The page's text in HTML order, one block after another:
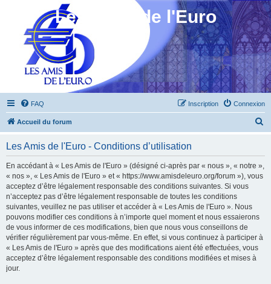
Les Amis de l'Euro
FAQ Connexion
Inscription
Accueil du forum
Les Amis de l'Euro - Conditions d’utilisation
En accédant à « Les Amis de l'Euro » (désigné ci-après par « nous », « notre »,
« nos », « Les Amis de l'Euro » et « https://www.amisdeleuro.org/forum »), vous
acceptez d’être légalement responsable des conditions suivantes. Si vous
n’acceptez pas d’être légalement responsable de toutes les conditions
suivantes, veuillez ne pas utiliser et accéder à « Les Amis de l'Euro ». Nous
pouvons modifier ces conditions à n’importe quel moment et nous essaierons
de vous informer de ces modifications, bien que nous vous conseillons de
vérifier régulièrement par vous-même. En effet, si vous continuez à participer à
« Les Amis de l'Euro » après que des modifications aient été effectuées, vous
acceptez d’être légalement responsable des conditions modifiées et mises à
jour.